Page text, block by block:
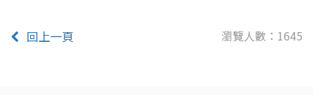
回上一頁 瀏覽人數：1645